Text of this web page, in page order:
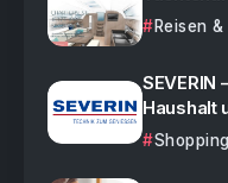
Reisen
SEVERIN
Haushalt